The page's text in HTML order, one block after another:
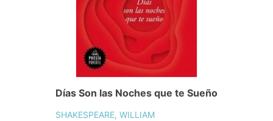
Días Son las Noches que te Sueño
SHAKESPEARE, WILLIAM